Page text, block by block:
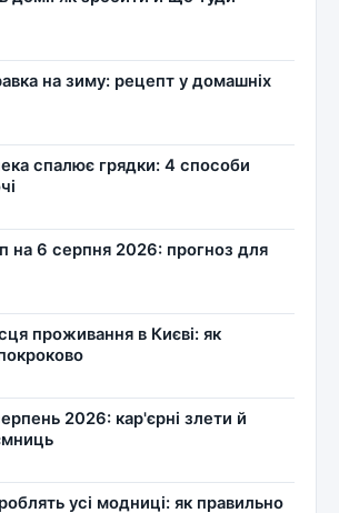
на зиму: рецепт у домашніх
спалює грядки: 4 способи
на 6 серпня 2026: прогноз для
проживання в Києві: як
2026: кар'єрні злети й
усі модниці: як правильно